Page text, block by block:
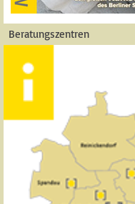
Beratungszentren